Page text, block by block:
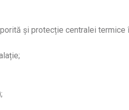
și protecție centralei termice